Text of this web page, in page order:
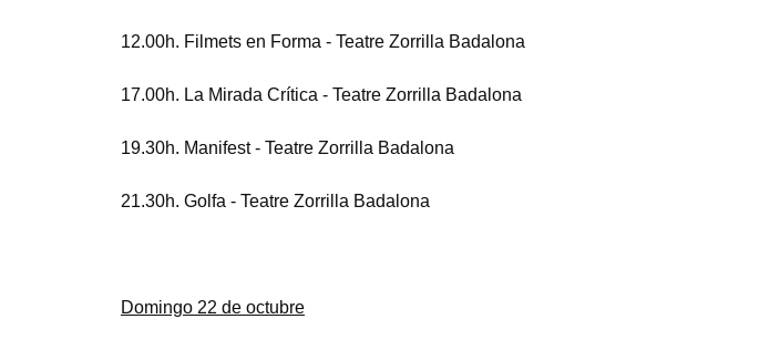
12.00h. Filmets en Forma - Teatre Zorrilla Badalona
17.00h. La Mirada Crítica - Teatre Zorrilla Badalona
19.30h. Manifest - Teatre Zorrilla Badalona
21.30h. Golfa - Teatre Zorrilla Badalona
Domingo 22 de octubre